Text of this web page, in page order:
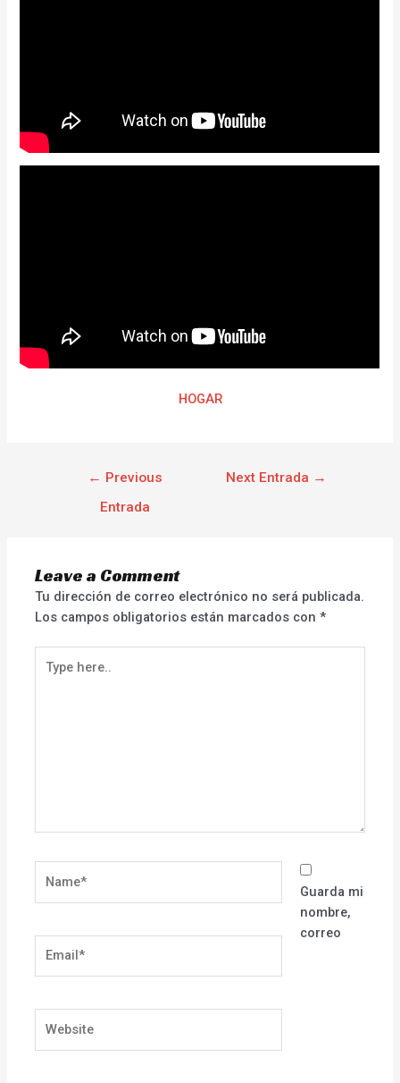
HOGAR
← Previous
Entrada
Next Entrada →
Leave a Comment
Tu dirección de correo electrónico no será publicada.
Los campos obligatorios están marcados con*
here..
Guarda mi
nombre,
correo